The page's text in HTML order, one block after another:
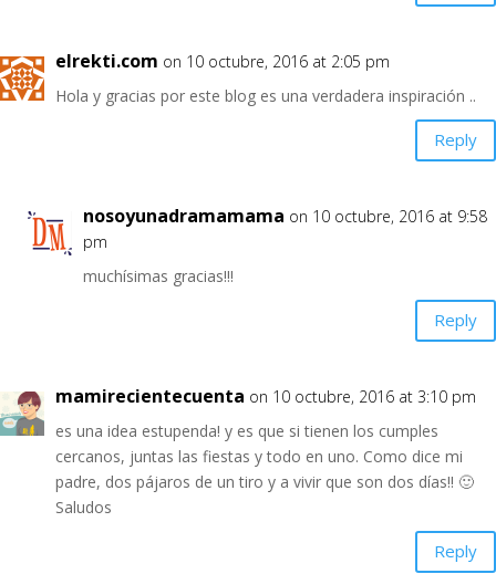
elrekti.com on 10 octubre, 2016 at 2:05 pm
Hola y gracias por este blog es una verdadera inspiración ..
Reply
nosoyunadramamama on 10 octubre, 2016 at 9:58
pm
muchísimas gracias!!!
Reply
mamirecientecuenta on 10 octubre, 2016 at 3:10 pm
es una idea estupenda! y es que si tienen los cumples
cercanos, juntas las fiestas y todo en uno. Como dice mi
padre, dos pájaros de un tiro y a vivir que son dos días!! 🙂
Saludos
Reply